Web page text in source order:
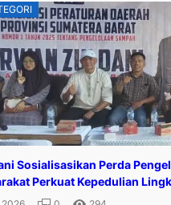
Sosialisasikan Perda
Perkuat Kepedulian